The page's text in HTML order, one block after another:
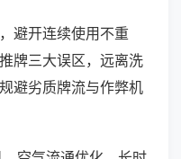
避开连续使用不重
牌三大误区，远离洗
避劣质牌流与作弊机